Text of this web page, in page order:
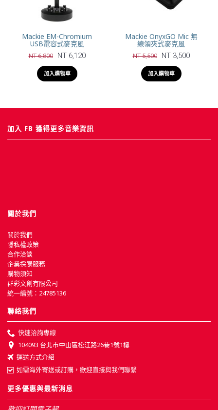
Mackie EM-Chromium
USB電容式麥克風
NT 6,800 NT 6,120
加入購物車
Mackie OnyxGO Mic 無
線領夾式麥克風
NT 5,500 NT 3,500
加入購物車
加入 FB 獲得更多音樂資訊
關於我們
關於我們
隱私權政策
合作洽談
企業採購服務
購物須知
群彩文創有限公司
統一編號：24785136
聯絡我們
快速洽詢專線
104093 台北市中山區松江路26巷1號1樓
運送方式介紹
如需海外寄送或訂購，歡迎直接與我們聯繫
更多優惠與最新消息